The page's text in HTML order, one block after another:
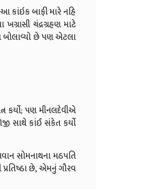
કાંઇક બાફી મારે નહિ
ચંદ્રગ્રહણ માટે
બોલાવ્યો છે પણ એટલા
કર્યો; પણ મીનલદેવીએ
સાથે કાંઈ સંકેત કર્યો
સોમનાથના મઠપતિ
છે, એમનું ગૌરવ